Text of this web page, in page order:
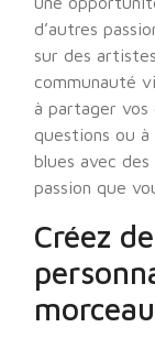
d’autres
sur des
communauté
à partager
questions ou
blues avec
passion que
Créez